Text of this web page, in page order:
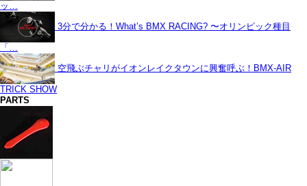
ッ…
3分で分かる！What’s BMX RACING? 〜オリンピック種目
「…
空飛ぶチャリがイオンレイクタウンに興奮呼ぶ！BMX-AIR
TRICK SHOW
PARTS